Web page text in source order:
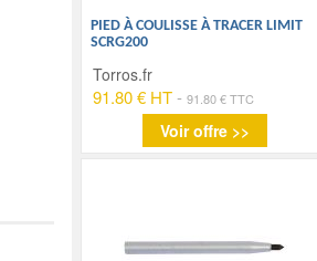
PIED À COULISSE À TRACER LIMIT
SCRG200
Torros.fr
91.80 € HT - 91.80 € TTC
Voir offre >>